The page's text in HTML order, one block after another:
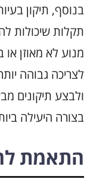
בנוסף, תיקון
תקלות שיכולות
מנוע לא מאוזן
לצריכה גבוהה
ולבצע תיקונים
בצורה היעילה
התאמת